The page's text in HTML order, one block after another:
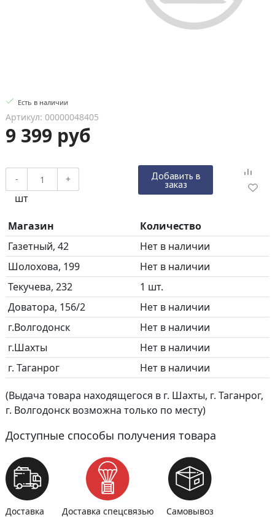
Есть в наличии
Артикул: 00000048405
9 399 руб
- +
шт
Добавить в
заказ
Магазин
Количество
Газетный, 42
Нет в наличии
Шолохова, 199
Нет в наличии
Текучева, 232
1 шт.
Доватора, 156/2
Нет в наличии
г.Волгодонск
Нет в наличии
г.Шахты
Нет в наличии
г. Таганрог
Нет в наличии
(Выдача товара находящегося в г. Шахты, г. Таганрог,
г. Волгодонск возможна только по месту)
Доступные способы получения товара
Доставка Доставка спецсвязью Самовывоз